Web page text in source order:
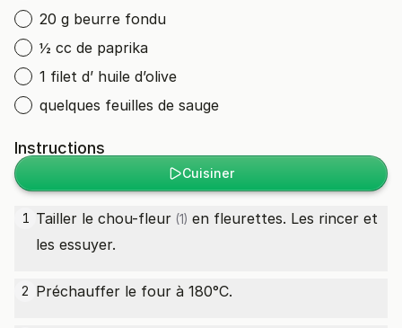
20 g beurre fondu
½ cc de paprika
1 filet d’ huile d’olive
quelques feuilles de sauge
Instructions
Cuisiner
1 Tailler le chou-fleur (1) en fleurettes. Les rincer et
les essuyer.
2 Préchauffer le four à 180°C.